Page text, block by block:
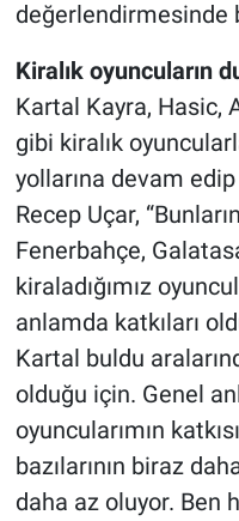
değerlendirmesinde
Kiralık oyuncuların
Kartal Kayra, Hasic,
gibi kiralık
yollarına devam
Recep Uçar,
Fenerbahçe,
kiraladığımız
anlamda katkıları
Kartal buldu
olduğu için. Genel
oyuncularımın
bazılarının biraz
daha az oluyor. Ben